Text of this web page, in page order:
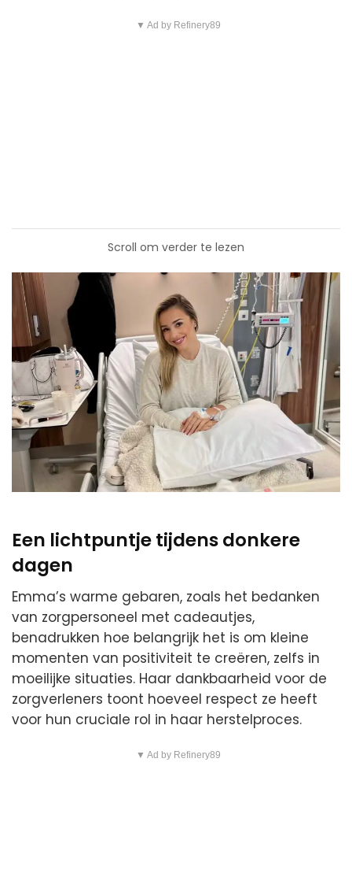
▼ Ad by Refinery89
Scroll om verder te lezen
Een lichtpuntje tijdens donkere
dagen
Emma’s warme gebaren, zoals het bedanken
van zorgpersoneel met cadeautjes,
benadrukken hoe belangrijk het is om kleine
momenten van positiviteit te creëren, zelfs in
moeilijke situaties. Haar dankbaarheid voor de
zorgverleners toont hoeveel respect ze heeft
voor hun cruciale rol in haar herstelproces.
▼ Ad by Refinery89